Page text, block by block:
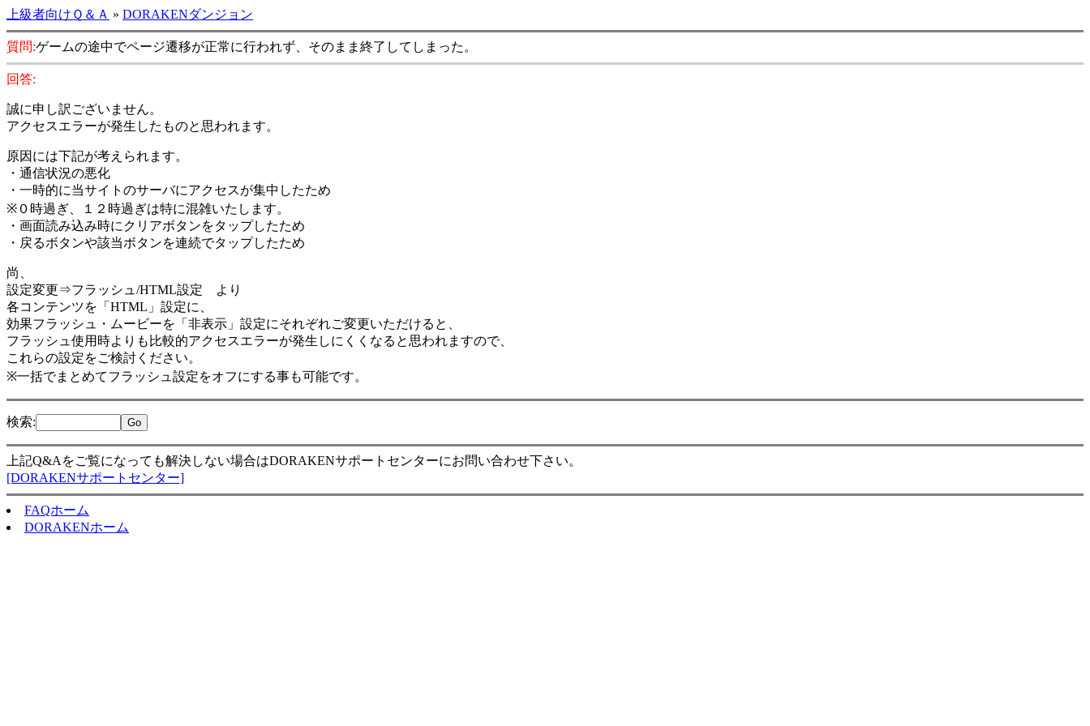
上級者向けＱ＆Ａ » DORAKENダンジョン
質問:ゲームの途中でページ遷移が正常に行われず、そのまま終了してしまった。
回答:
誠に申し訳ございません。
アクセスエラーが発生したものと思われます。
原因には下記が考えられます。
・通信状況の悪化
・一時的に当サイトのサーバにアクセスが集中したため
※０時過ぎ、１２時過ぎは特に混雑いたします。
・画面読み込み時にクリアボタンをタップしたため
・戻るボタンや該当ボタンを連続でタップしたため
尚、
設定変更⇒フラッシュ/HTML設定 より
各コンテンツを「HTML」設定に、
効果フラッシュ・ムービーを「非表示」設定にそれぞれご変更いただけると、
フラッシュ使用時よりも比較的アクセスエラーが発生しにくくなると思われますので、
これらの設定をご検討ください。
※一括でまとめてフラッシュ設定をオフにする事も可能です。
検索:
上記Q&Aをご覧になっても解決しない場合はDORAKENサポートセンターにお問い合わせ下さい。
[DORAKENサポートセンター]
FAQホーム
DORAKENホーム